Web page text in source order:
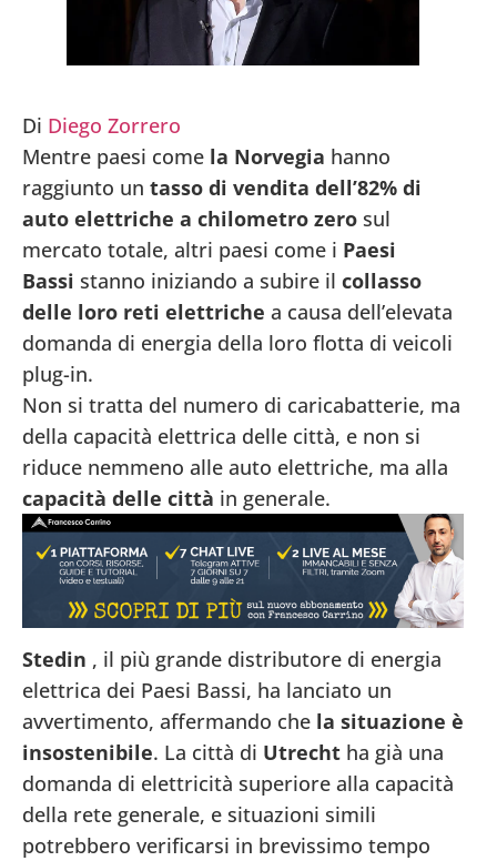
Di Diego Zorrero
Mentre paesi come la Norvegia hanno
raggiunto un tasso di vendita dell’82% di
auto elettriche a chilometro zero sul
mercato totale, altri paesi come i Paesi
Bassi stanno iniziando a subire il collasso
delle loro reti elettriche a causa dell’elevata
domanda di energia della loro flotta di veicoli
plug-in.
Non si tratta del numero di caricabatterie, ma
della capacità elettrica delle città, e non si
riduce nemmeno alle auto elettriche, ma alla
capacità delle città in generale.
Stedin , il più grande distributore di energia
elettrica dei Paesi Bassi, ha lanciato un
avvertimento, affermando che la situazione è
insostenibile. La città di Utrecht ha già una
domanda di elettricità superiore alla capacità
della rete generale, e situazioni simili
potrebbero verificarsi in brevissimo tempo